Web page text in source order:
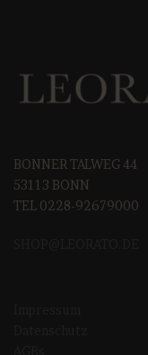
BONNER TALWEG 44
53113 BONN
TEL 0228-92679000